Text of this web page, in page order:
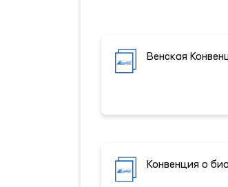
Венская
Конвенция о